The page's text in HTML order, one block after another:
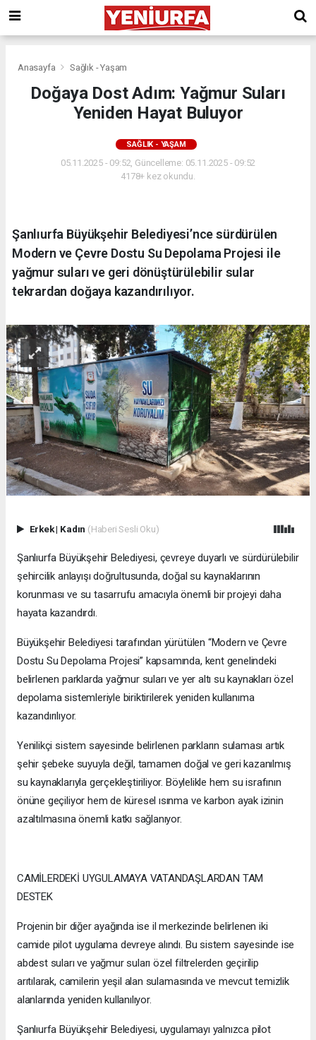
Anasayfa Sağlık - Yaşam
Doğaya Dost Adım: Yağmur Suları
Yeniden Hayat Buluyor
SAĞLIK - YAŞAM
05.11.2025 - 09:52, Güncelleme: 05.11.2025 - 09:52
4178+ kez okundu.
Şanlıurfa Büyükşehir Belediyesi’nce sürdürülen
Modern ve Çevre Dostu Su Depolama Projesi ile
yağmur suları ve geri dönüştürülebilir sular
tekrardan doğaya kazandırılıyor.
Erkek| Kadın (Haberi Sesli Oku)
Şanlıurfa Büyükşehir Belediyesi, çevreye duyarlı ve sürdürülebilir
şehircilik anlayışı doğrultusunda, doğal su kaynaklarının
korunması ve su tasarrufu amacıyla önemli bir projeyi daha
hayata kazandırdı.
Büyükşehir Belediyesi tarafından yürütülen “Modern ve Çevre
Dostu Su Depolama Projesi” kapsamında, kent genelindeki
belirlenen parklarda yağmur suları ve yer altı su kaynakları özel
depolama sistemleriyle biriktirilerek yeniden kullanıma
kazandırılıyor.
Yenilikçi sistem sayesinde belirlenen parkların sulaması artık
şehir şebeke suyuyla değil, tamamen doğal ve geri kazanılmış
su kaynaklarıyla gerçekleştiriliyor. Böylelikle hem su israfının
önüne geçiliyor hem de küresel ısınma ve karbon ayak izinin
azaltılmasına önemli katkı sağlanıyor.
CAMİLERDEKİ UYGULAMAYA VATANDAŞLARDAN TAM
DESTEK
Projenin bir diğer ayağında ise il merkezinde belirlenen iki
camide pilot uygulama devreye alındı. Bu sistem sayesinde ise
abdest suları ve yağmur suları özel filtrelerden geçirilip
arıtılarak, camilerin yeşil alan sulamasında ve mevcut temizlik
alanlarında yeniden kullanılıyor.
Şanlıurfa Büyükşehir Belediyesi, uygulamayı yalnızca pilot